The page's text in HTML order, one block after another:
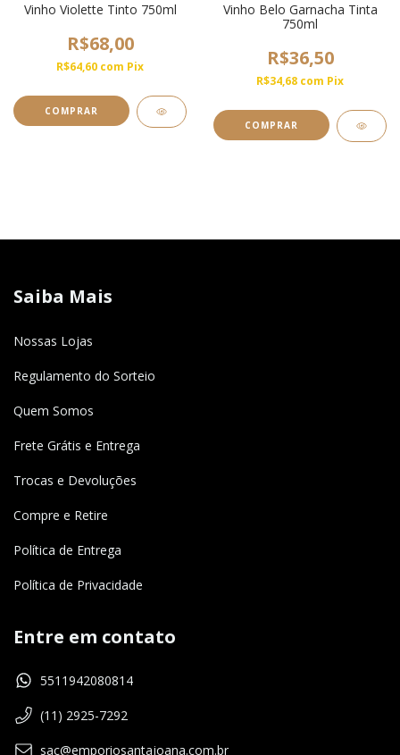
Vinho Violette Tinto 750ml
R$68,00
R$64,60 com Pix
Vinho Belo Garnacha Tinta
750ml
R$36,50
R$34,68 com Pix
Saiba Mais
Nossas Lojas
Regulamento do Sorteio
Quem Somos
Frete Grátis e Entrega
Trocas e Devoluções
Compre e Retire
Política de Entrega
Política de Privacidade
Entre em contato
5511942080814
(11) 2925-7292
sac@emporiosantajoana.com.br